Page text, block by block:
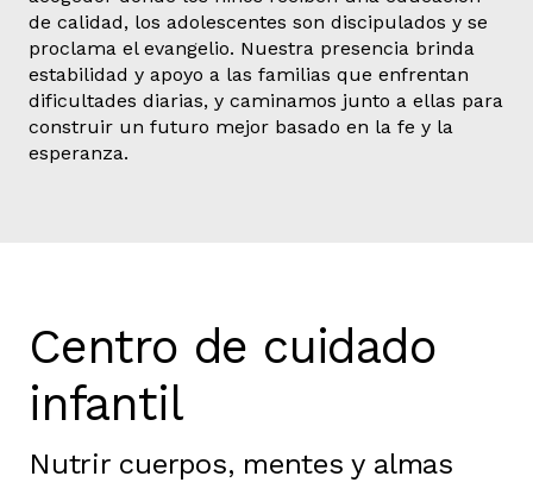
de calidad, los adolescentes son discipulados y se
proclama el evangelio. Nuestra presencia brinda
estabilidad y apoyo a las familias que enfrentan
dificultades diarias, y caminamos junto a ellas para
construir un futuro mejor basado en la fe y la
esperanza.
Centro de cuidado
infantil
Nutrir cuerpos, mentes y almas